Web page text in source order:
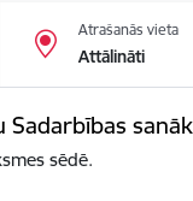
Atrašanās vieta
Attālināti
sēdē.